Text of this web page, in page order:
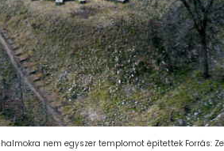
nem egyszer templomot építettek Forrás: